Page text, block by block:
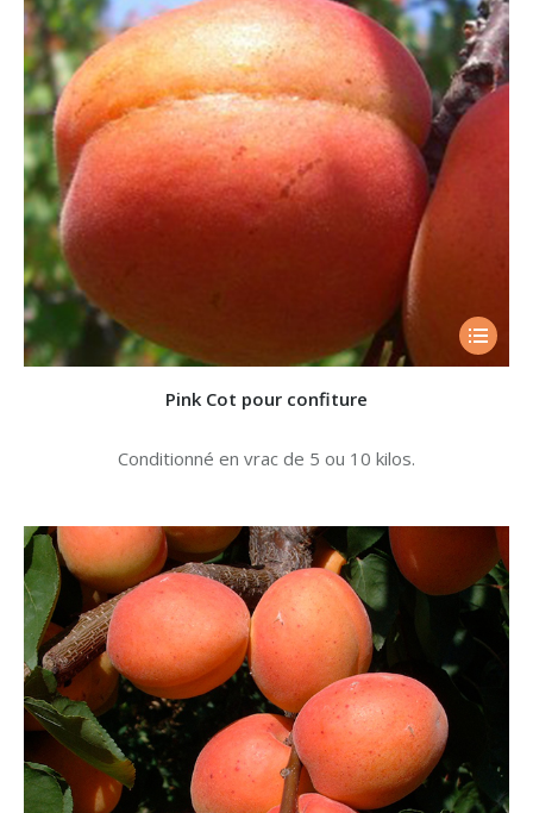
Pink Cot pour confiture
Conditionné en vrac de 5 ou 10 kilos.